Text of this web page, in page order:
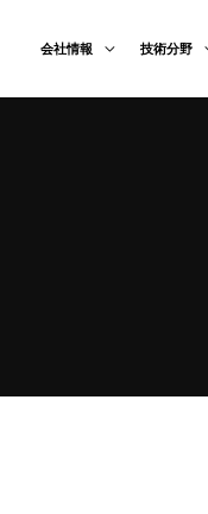
会社情報 技術分野